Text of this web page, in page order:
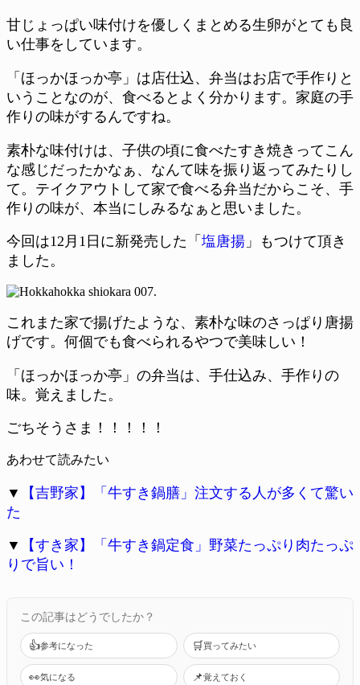
甘じょっぱい味付けを優しくまとめる生卵がとても良
い仕事をしています。
「ほっかほっか亭」は店仕込、弁当はお店で手作りと
いうことなのが、食べるとよく分かります。家庭の手
作りの味がするんですね。
素朴な味付けは、子供の頃に食べたすき焼きってこん
な感じだったかなぁ、なんて味を振り返ってみたりし
て。テイクアウトして家で食べる弁当だからこそ、手
作りの味が、本当にしみるなぁと思いました。
今回は12月1日に新発売した「 塩唐揚 」もつけて頂き
ました。
これまた家で揚げたような、素朴な味のさっぱり唐揚
げです。何個でも食べられるやつで美味しい！
「ほっかほっか亭」の弁当は、手仕込み、手作りの
味。覚えました。
ごちそうさま！！！！！
あわせて読みたい
▼
【吉野家】「牛すき鍋膳」注文する人が多くて驚い
た
▼
【すき家】「牛すき鍋定食」野菜たっぷり肉たっぷ
りで旨い！
この記事はどうでしたか？
👍参考になった 🛒買ってみたい
👀気になる 📌覚えておく